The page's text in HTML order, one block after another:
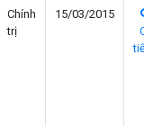
Chính
trị
15/03/2015